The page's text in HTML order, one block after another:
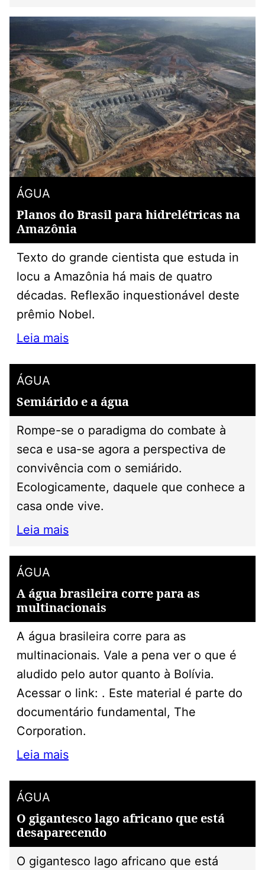
ÁGUA
Planos do Brasil para hidrelétricas na
Amazônia
Texto do grande cientista que estuda in
locu a Amazônia há mais de quatro
décadas. Reflexão inquestionável deste
prêmio Nobel.
Leia mais
ÁGUA
Semiárido e a água
Rompe-se o paradigma do combate à
seca e usa-se agora a perspectiva de
convivência com o semiárido.
Ecologicamente, daquele que conhece a
casa onde vive.
Leia mais
ÁGUA
A água brasileira corre para as
multinacionais
A água brasileira corre para as
multinacionais. Vale a pena ver o que é
aludido pelo autor quanto à Bolívia.
Acessar o link: . Este material é parte do
documentário fundamental, The
Corporation.
Leia mais
ÁGUA
O gigantesco lago africano que está
desaparecendo
O gigantesco lago africano que está